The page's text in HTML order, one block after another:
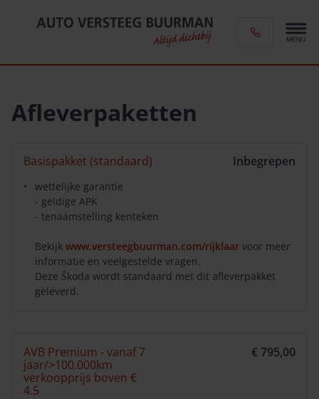
Afleverpaketten
Basispakket (standaard) Inbegrepen
wettelijke garantie
- geldige APK
- tenaamstelling kenteken
Bekijk www.versteegbuurman.com/rijklaar voor meer
informatie en veelgestelde vragen.
Deze Škoda wordt standaard met dit afleverpakket
geleverd.
AVB Premium - vanaf 7
jaar/>100.000km
verkoopprijs boven €
4.5
€ 795,00